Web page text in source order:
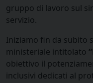
gruppo di lavoro sul
servizio.
Iniziamo fin da subito
ministeriale intitolato
obiettivo il
inclusivi dedicati al